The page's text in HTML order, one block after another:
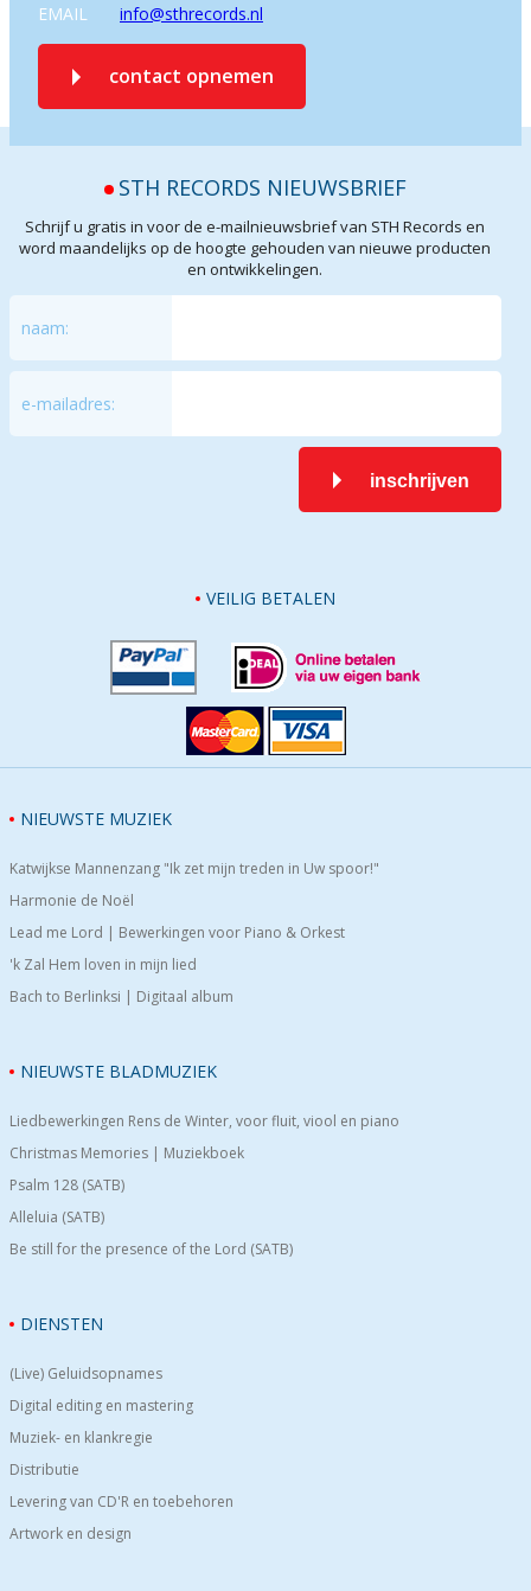
EMAIL info@sthrecords.nl
contact opnemen
STH RECORDS NIEUWSBRIEF
Schrijf u gratis in voor de e-mailnieuwsbrief van STH Records en
word maandelijks op de hoogte gehouden van nieuwe producten
en ontwikkelingen.
naam:
e-mailadres:
inschrijven
VEILIG BETALEN
NIEUWSTE MUZIEK
Katwijkse Mannenzang "Ik zet mijn treden in Uw spoor!"
Harmonie de Noël
Lead me Lord | Bewerkingen voor Piano & Orkest
'k Zal Hem loven in mijn lied
Bach to Berlinksi | Digitaal album
NIEUWSTE BLADMUZIEK
Liedbewerkingen Rens de Winter, voor fluit, viool en piano
Christmas Memories | Muziekboek
Psalm 128 (SATB)
Alleluia (SATB)
Be still for the presence of the Lord (SATB)
DIENSTEN
(Live) Geluidsopnames
Digital editing en mastering
Muziek- en klankregie
Distributie
Levering van CD'R en toebehoren
Artwork en design